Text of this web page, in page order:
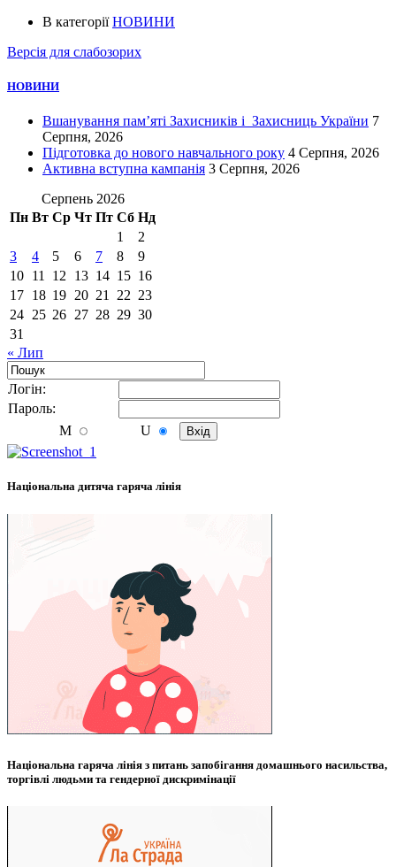
В категоріїНОВИНИ
Версія для слабозорих
НОВИНИ
Вшанування пам’яті Захисників і Захисниць України 7
Серпня, 2026
Підготовка до нового навчального року 4 Серпня, 2026
Активна вступна кампанія 3 Серпня, 2026
Серпень 2026
Пн Вт Ср Чт Пт Сб Нд
1
2
3
4 5 6 7 8
9
10 11 12 13 14 15 16
17 18 19 20 21 22 23
24 25 26 27 28 29 30
31
« Лип
Логiн:
Пароль:
M
U
Національна дитяча гаряча лінія
Національна гаряча лінія з питань запобігання домашнього насильства,
торгівлі людьми та гендерної дискримінації